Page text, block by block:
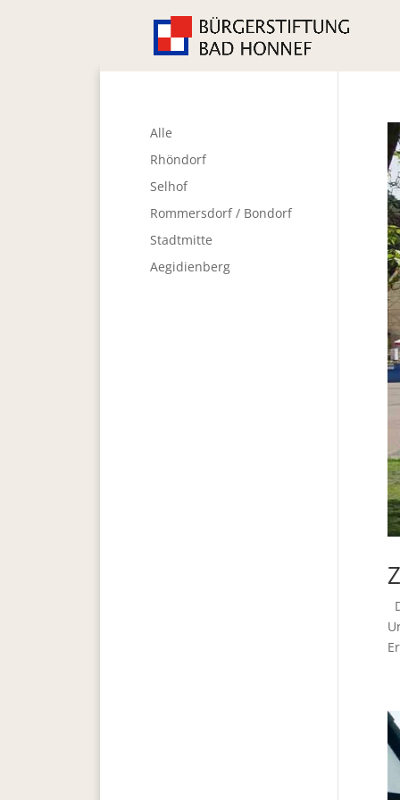
Alle
Rhöndorf
Selhof
Rommersdorf / Bondorf
Stadtmitte
Aegidienberg